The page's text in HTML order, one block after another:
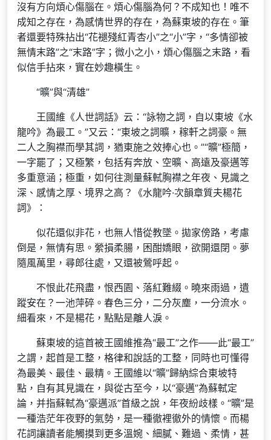
沒有方向煩心傷腦在。煩心傷腦為何？不成知也！唯不
成知之存在，為感情世界的存在，為蘇東坡的存在。筆
者還要特殊拈出“花褪殘紅青杏小”之“小”字，“多情卻被
無情末路”之“末路”字；微小之小，煩心傷腦之末路，看
似信手拈來，實在妙趣橫生。
“曠”與“清雄”
王國維《人世詞話》云：“詠物之詞，自以東坡《水
龍吟》為最工。”又云：“東坡之詞曠，稼軒之詞豪。無
二人之胸襟而學其詞，猶東施之效捧心也。”“曠”極簡，
一字罷了；又極繁，包括有奔放、空曠、高遠及豪邁等
多重意涵；極重，如何往測量蘇軾胸襟之年夜、見識之
深、感情之厚、境界之高？《水龍吟·次韻章質夫楊花
詞》：
似花還似非花，也無人惜從教墜。拋家傍路，考慮
倒是，無情有思。縈損柔腸，困酣嬌眼，欲開還閉。夢
隨風萬里，尋郎往處，又還被鶯呼起。
不恨此花飛盡，恨西園、落紅難綴。曉來雨過，遺
蹤安在？一池萍碎。春色三分，二分灰塵，一分流水。
細看來，不是楊花，點點是離人淚。
蘇東坡的這首被王國維推為“最工”之作——此“最工”
之謂，起首是工整，格律和說話的工整，同時也可懂得
為最美、最佳、最精。王國維以“曠”歸納綜合東坡特
點，自有其見識在，與從古至今，以“豪邁”為蘇軾定
論，并指蘇軾為“豪邁派”首級之說，年夜紛歧樣。“曠”是
一種浩茫年夜野的氣勢，是一種徹裡徹外的情懷。而楊
花詞讓讀者能觸摸到更多溫婉、細膩、難過、柔情，甚